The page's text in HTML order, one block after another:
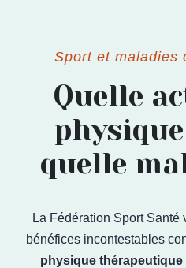
Sport et maladies
Quelle
quelle
La Fédération Sport Santé
bénéfices incontestables
physique thérapeutique